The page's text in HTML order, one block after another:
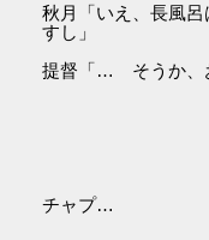
秋月「いえ、長風
すし」
提督「… そうか、
チャプ…